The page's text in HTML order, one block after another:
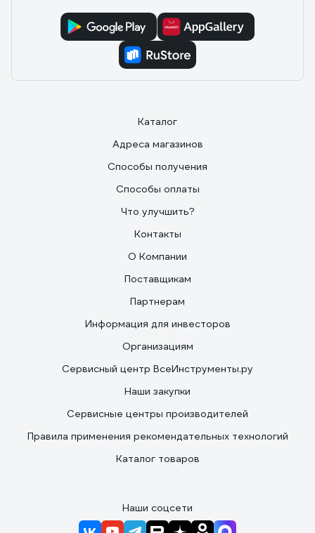
Каталог
Адреса магазинов
Способы получения
Способы оплаты
Что улучшить?
Контакты
О Компании
Поставщикам
Партнерам
Информация для инвесторов
Организациям
Сервисный центр ВсеИнструменты.ру
Наши закупки
Сервисные центры производителей
Правила применения рекомендательных технологий
Каталог товаров
Наши соцсети